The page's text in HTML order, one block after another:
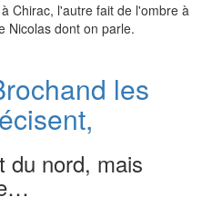
Chirac, l'autre fait de l'ombre à
Nicolas dont on parle.
les
du nord, mais